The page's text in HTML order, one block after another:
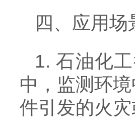
四、应用场
1. 石油化
中，监测环
件引发的火